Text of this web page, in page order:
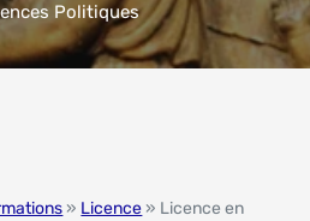
Politiques
» Licence» Licence en